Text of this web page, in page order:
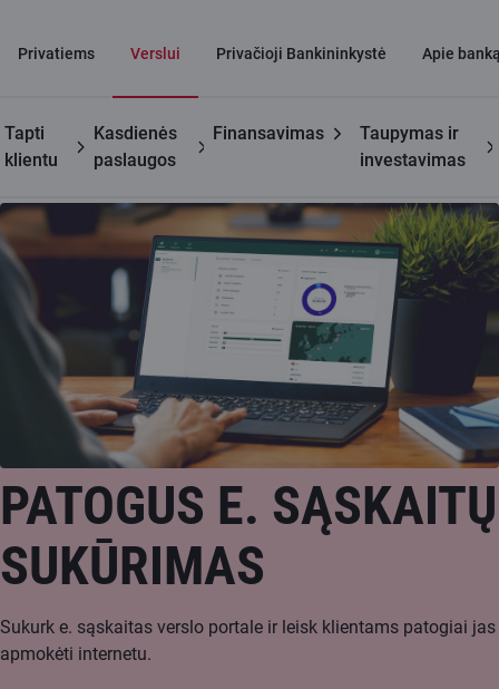
Privatiems Verslui Privačioji Bankininkystė Apie
Tapti
klientu
Kasdienės
paslaugos
Finansavimas
Taupymas ir
investavimas
Verslui
Inovatyvus mokėjimo
Patogus e. sąskaitų
PATOGUS E. SĄSKAITŲ
SUKŪRIMAS
Sukurk e. sąskaitas verslo portale ir leisk klientams patogiai jas
apmokėti internetu.